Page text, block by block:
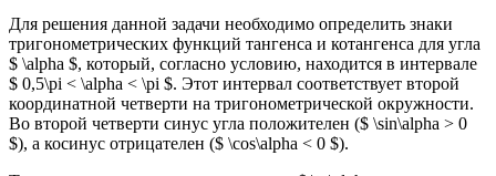
Для решения данной задачи необходимо определить знаки
тригонометрических функций тангенса и котангенса для угла
$ \alpha $, который, согласно условию, находится в интервале
$ 0,5\pi < \alpha < \pi $. Этот интервал соответствует второй
координатной четверти на тригонометрической окружности.
Во второй четверти синус угла положителен ($ \sin\alpha > 0
$), а косинус отрицателен ($ \cos\alpha < 0 $).